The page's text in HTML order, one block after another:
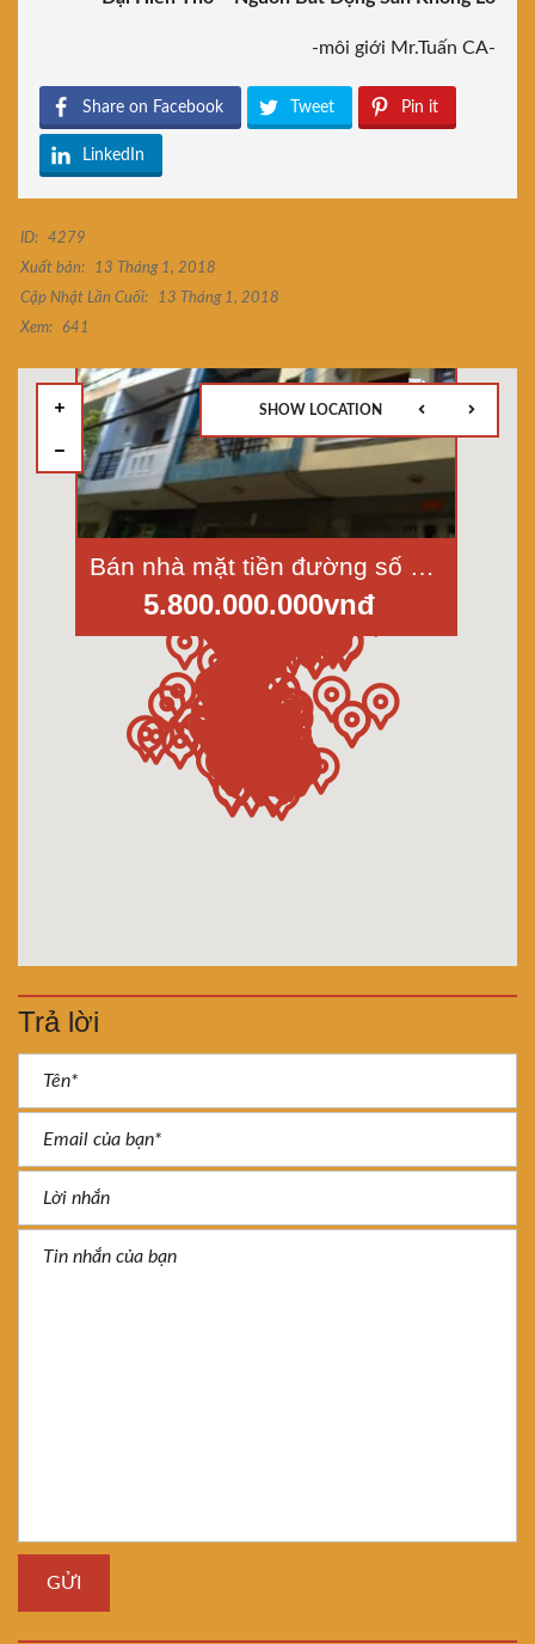
-môi giới Mr.Tuấn CA-
Share on Facebook Tweet Pin it
LinkedIn
ID:
4279
Xuất bản:
13 Tháng 1, 2018
Cập Nhật Lần Cuối:
13 Tháng 1, 2018
Xem:
641
5.800.000.000vnđ
SHOW LOCATION
Trả lời